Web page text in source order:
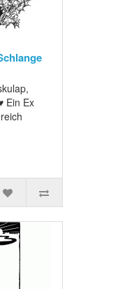
Ein Ex